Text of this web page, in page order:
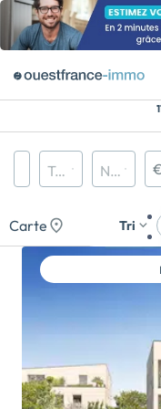
Région, département, ville,
Maison
Types de biens Nombre de pièces
Carte Tri